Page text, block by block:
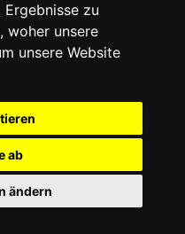
zu
woher unsere
unsere Website
ab
ändern